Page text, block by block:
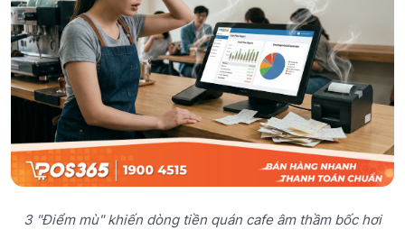
3 "Điểm mù" khiến dòng tiền quán cafe âm thầm bốc hơi